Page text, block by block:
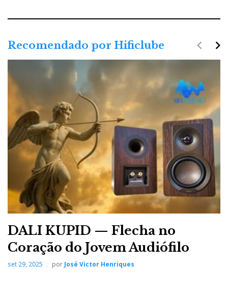
Recomendado por Hificlube
DALI KUPID — Flecha no
Coração do Jovem Audiófilo
set 29, 2025 por José Victor Henriques
navigate_next
navigate_before